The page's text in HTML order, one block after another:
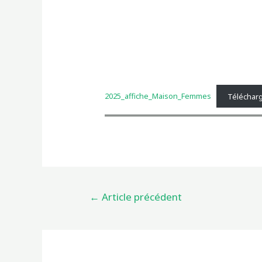
2025_affiche_Maison_Femmes
Navigation
← Article précédent